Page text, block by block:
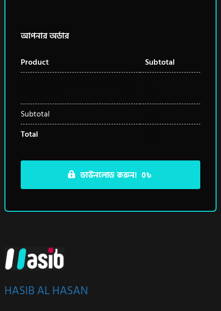
আপনার অর্ডার
Product
Subtotal
Subtotal
Total
ডাউনলোড করুন! 0৳
HASIB AL HASAN